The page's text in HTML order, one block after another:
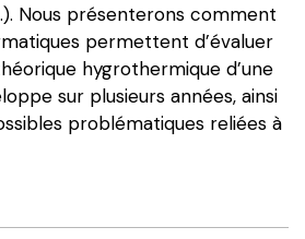
Nous présenterons comment
permettent d’évaluer
hygrothermique d’une
sur plusieurs années, ainsi
problématiques reliées à